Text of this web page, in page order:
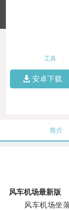
工具
安卓下载
简介
风车机场最新版
风车机场坐落